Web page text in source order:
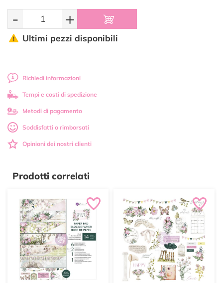
- +
Ultimi pezzi disponibili
Richiedi informazioni
Tempi e costi di spedizione
Metodi di pagamento
Soddisfatti o rimborsati
Opinioni dei nostri clienti
Prodotti correlati